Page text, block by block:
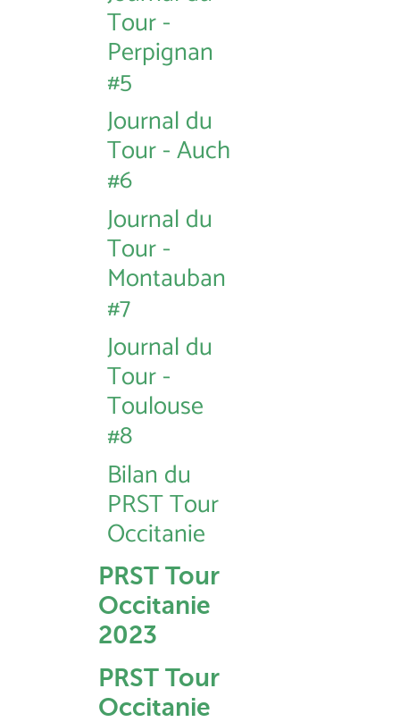
Tour -
Perpignan
#5
Journal du
Tour - Auch
#6
Journal du
Tour -
Montauban
#7
Journal du
Tour -
Toulouse
#8
Bilan du
PRST Tour
Occitanie
PRST Tour
Occitanie
2023
PRST Tour
Occitanie